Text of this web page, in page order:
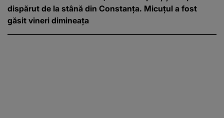
dispărut de la stână din Constanța. Micuțul a fost
găsit vineri dimineața